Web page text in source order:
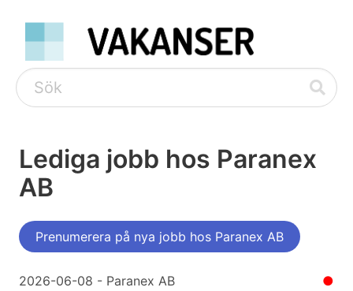
Lediga jobb hos Paranex
AB
Prenumerera på nya jobb hos Paranex AB
●
2026-06-08 - Paranex AB